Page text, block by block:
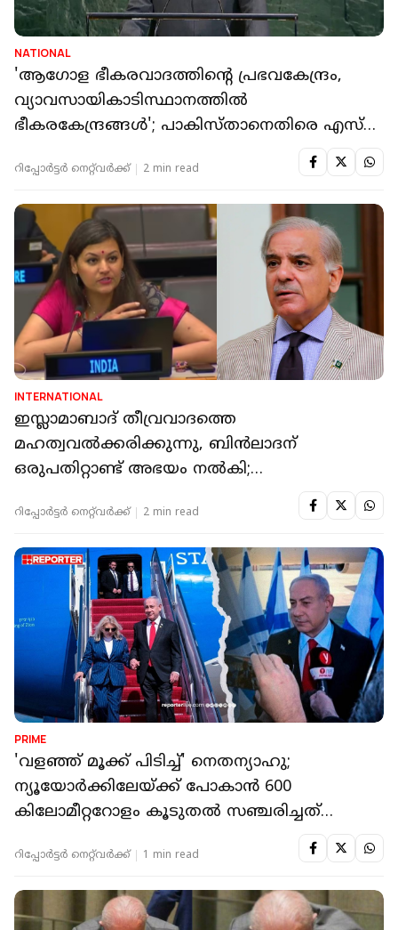
NATIONAL
'ആഗോള ഭീകരവാദത്തിന്റെ പ്രഭവകേന്ദ്രം,
വ്യാവസായികാടിസ്ഥാനത്തിൽ
ഭീകരകേന്ദ്രങ്ങൾ'; പാകിസ്താനെതിരെ എസ്
റിപ്പോർട്ടർ നെറ്റ്‌വര്‍ക്ക്‌ 2 min read
INTERNATIONAL
ഇസ്ലാമാബാദ് തീവ്രവാദത്തെ
മഹത്വവൽക്കരിക്കുന്നു, ബിൻലാദന്
ഒരുപതിറ്റാണ്ട് അഭയം നൽകി;
റിപ്പോർട്ടർ നെറ്റ്‌വര്‍ക്ക്‌ 2 min read
PRIME
'വളഞ്ഞ് മൂക്ക് പിടിച്ച്' നെതന്യാഹു;
ന്യൂയോർക്കിലേയ്ക്ക് പോകാൻ 600
കിലോമീറ്ററോളം കൂടുതൽ സഞ്ചരിച്ചത്
റിപ്പോർട്ടർ നെറ്റ്‌വര്‍ക്ക്‌ 1 min read